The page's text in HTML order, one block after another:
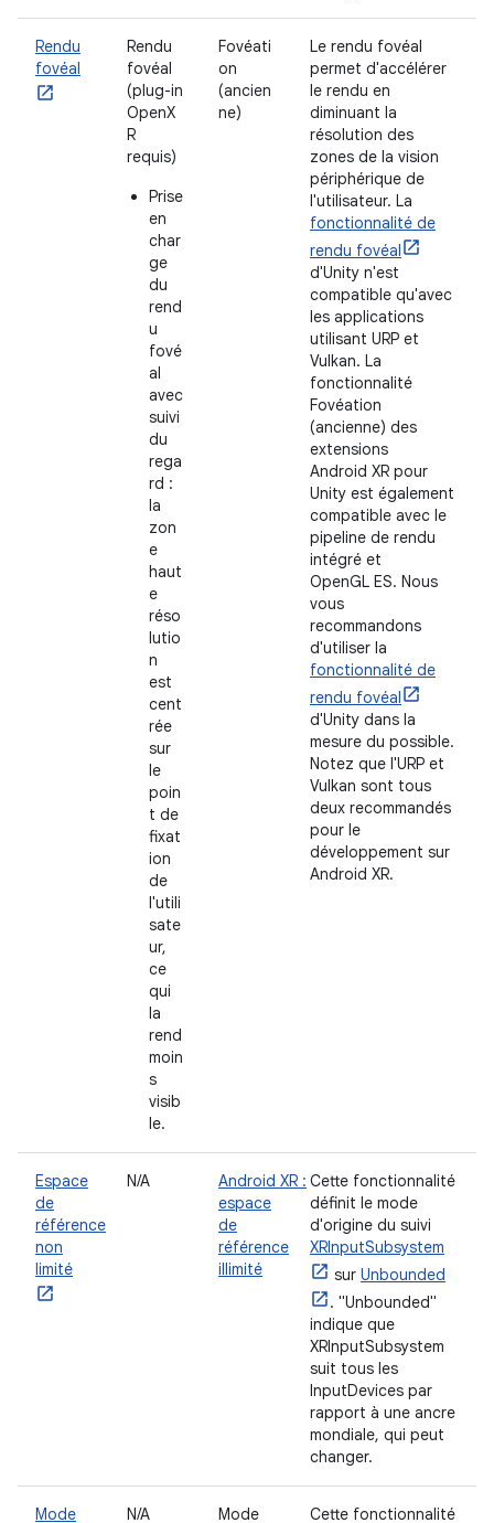
Rendu
fovéal
Rendu
fovéal
(plug-in
OpenX
R
requis)
Prise
en
char
ge
du
rend
u
fové
al
avec
suivi
du
rega
rd :
la
zon
e
haut
e
réso
lutio
n
est
cent
rée
sur
le
poin
t de
fixat
ion
de
l'utili
sate
ur,
ce
qui
la
rend
moin
s
visib
le.
Fovéati
on
(ancien
ne)
Le rendu fovéal
permet d'accélérer
le rendu en
diminuant la
résolution des
zones de la vision
périphérique de
l'utilisateur. La
fonctionnalité de
rendu fovéal
d'Unity n'est
compatible qu'avec
les applications
utilisant URP et
Vulkan. La
fonctionnalité
Fovéation
(ancienne) des
extensions
Android XR pour
Unity est également
compatible avec le
pipeline de rendu
intégré et
OpenGL ES. Nous
vous
recommandons
d'utiliser la
fonctionnalité de
rendu fovéal
d'Unity dans la
mesure du possible.
Notez que l'URP et
Vulkan sont tous
deux recommandés
pour le
développement sur
Android XR.
Espace
de
référence
non
limité
N/A
Android XR :
espace
de
référence
illimité
Cette fonctionnalité
définit le mode
d'origine du suivi
XRInputSubsystem
sur Unbounded
. "Unbounded"
indique que
XRInputSubsystem
suit tous les
InputDevices par
rapport à une ancre
mondiale, qui peut
changer.
Mode N/A Mode Cette fonctionnalité